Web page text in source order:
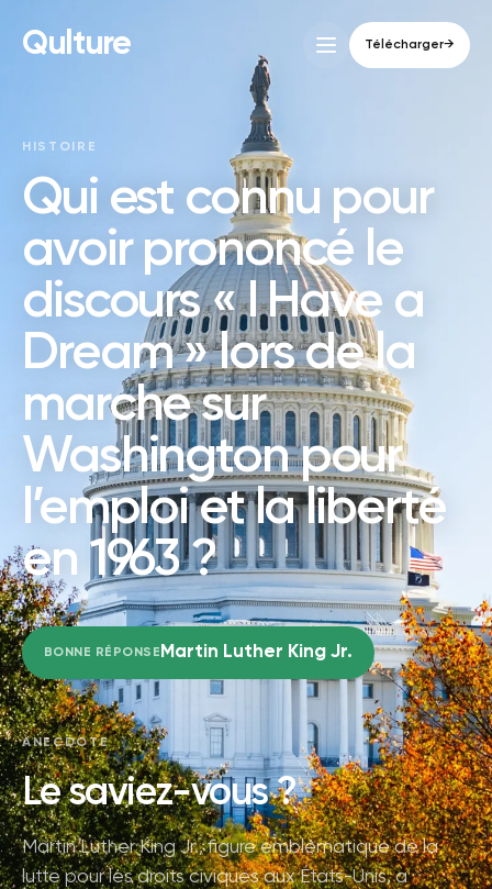
Qulture Télécharger→
HISTOIRE
Qui est connu pour
avoir prononcé le
discours « I Have a
Dream » lors de la
marche sur
Washington pour
l’emploi et la liberté
en 1963 ?
BONNE RÉPONSE Martin Luther King Jr.
ANECDOTE
Le saviez-vous ?
Martin Luther King Jr., figure emblématique de la
lutte pour les droits civiques aux États-Unis, a